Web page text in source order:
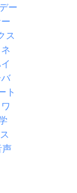
デー
ス
ネ
ト
ワ
声